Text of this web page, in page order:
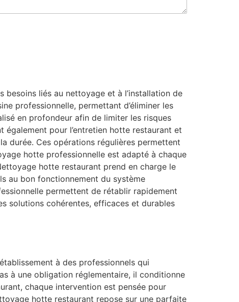
liés au nettoyage et à l’installation de
professionnelle, permettant d’éliminer les
en profondeur afin de limiter les risques
également pour l’entretien hotte restaurant et
durée. Ces opérations régulières permettent
hotte professionnelle est adapté à chaque
hotte restaurant prend en charge le
au bon fonctionnement du système
permettent de rétablir rapidement
solutions cohérentes, efficaces et durables
à des professionnels qui
à une obligation réglementaire, il conditionne
chaque intervention est pensée pour
hotte restaurant repose sur une parfaite